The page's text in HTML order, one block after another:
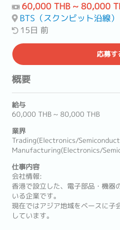
60,000 THB ~ 80,000
BTS（スクンビット沿線）
15日 前
応募す
概要
給与
60,000 THB ~ 80,000 THB
業界
Trading(Electronics/
Manufacturing(Electronics/
仕事内容
会社情報:
香港で設立した、電子部品・機器
いる企業です。
現在ではアジア地域をベースに子
しています。